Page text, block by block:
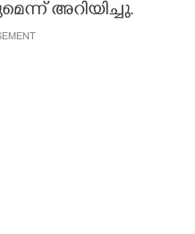
അറിയിച്ചു.